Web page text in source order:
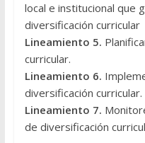
local e institucional que
diversificación curricular
Lineamiento 5.
curricular.
Lineamiento 6.
diversificación curricular.
Lineamiento 7.
de diversificación